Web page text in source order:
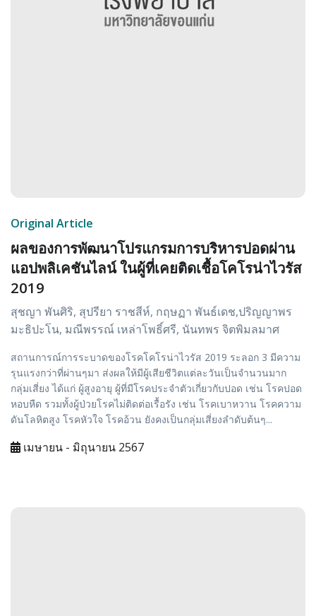
Original Article
ผลของการพัฒนาโปรแกรมการบริหารปอดผ่าน
แอปพลิเคชันไลน์ ในผู้ที่เคยติดเชื้อโคโรน่าไวรัส
2019
สุชญา พันศิริ, สุปรียา ราชสีห์, กฤษฏา พันธ์เดช,ปริญญาพร
มะธิปะโน, มณีพรรณ์ เหล่าโพธิ์ศรี, นันทพร จิตพิมลมาศ
สถานการณ์การระบาดของโรคโคโรน่าไวรัส 2019 ระลอก 3 มีความ
รุนแรงกว่าที่ผ่านๆมา ส่งผลให้มีผู้เสียชีวิตแต่ละวันเป็นจำนวนมาก
กลุ่มเสี่ยง ได้แก่ ผู้สูงอายุ ผู้ที่มีโรคประจำตัวเกี่ยวกับปอด เช่น โรคปอด
หอบหืด รวมทั้งผู้ป่วยโรคไม่ติดต่อเรื้อรัง เช่น โรคเบาหวาน โรคความ
ดันโลหิตสูง โรคหัวใจ โรคอ้วน ยังคงเป็นกลุ่มเสี่ยงลำดับต้นๆ...
เมษายน - มิถุนายน 2567